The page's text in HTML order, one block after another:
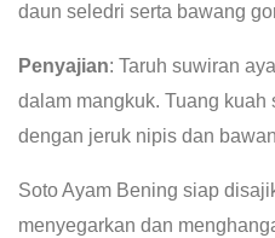
daun seledri serta bawang
Penyajian: Taruh suwiran
dalam mangkuk. Tuang kuah
dengan jeruk nipis dan
Soto Ayam Bening siap
menyegarkan dan